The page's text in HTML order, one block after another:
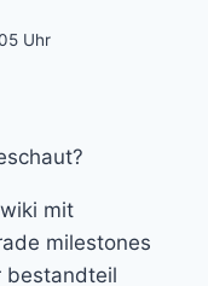
Uhr
mit
milestones
bestandteil